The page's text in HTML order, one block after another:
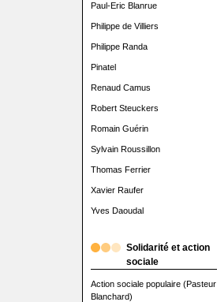
Paul-Eric Blanrue
Philippe de Villiers
Philippe Randa
Pinatel
Renaud Camus
Robert Steuckers
Romain Guérin
Sylvain Roussillon
Thomas Ferrier
Xavier Raufer
Yves Daoudal
Solidarité et action
sociale
Action sociale populaire (Pasteur
Blanchard)